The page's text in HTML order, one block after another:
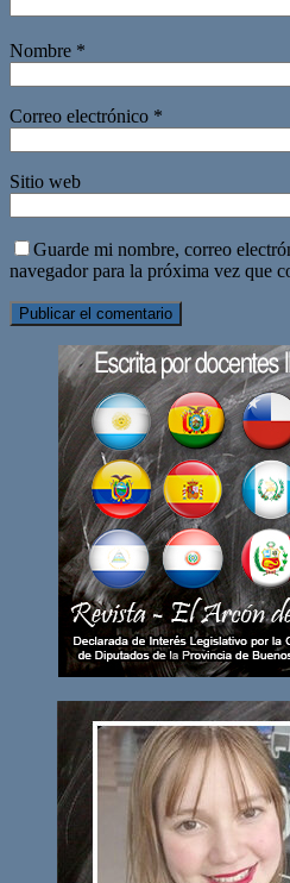
Nombre *
Correo electrónico *
Sitio web
Guarde mi nombre, correo
navegador para la próxima vez que